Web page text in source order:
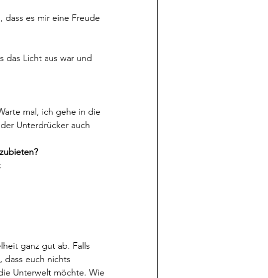
dass es mir eine Freude
Licht aus war und
mal, ich gehe in die
Unterdrücker auch
ganz gut ab. Falls
dass euch nichts
Unterwelt möchte. Wie